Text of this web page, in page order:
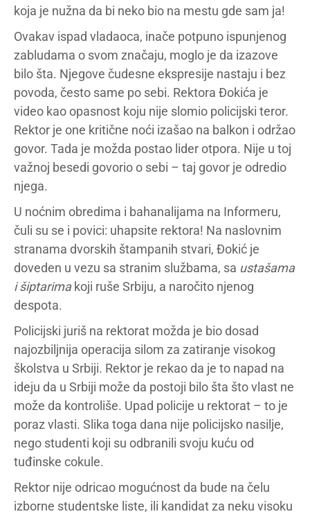
koja je nužna da bi neko bio na mestu gde sam ja!
Ovakav ispad vladaoca, inače potpuno ispunjenog
zabludama o svom značaju, moglo je da izazove
bilo šta. Njegove čudesne ekspresije nastaju i bez
povoda, često same po sebi. Rektora Đokića je
video kao opasnost koju nije slomio policijski teror.
Rektor je one kritične noći izašao na balkon i održao
govor. Tada je možda postao lider otpora. Nije u toj
važnoj besedi govorio o sebi – taj govor je odredio
njega.
U noćnim obredima i bahanalijama na Informeru,
čuli su se i povici: uhapsite rektora! Na naslovnim
stranama dvorskih štampanih stvari, Đokić je
doveden u vezu sa stranim službama, sa ustašama
i šiptarimakoji ruše Srbiju, a naročito njenog
despota.
Policijski juriš na rektorat možda je bio dosad
najozbiljnija operacija silom za zatiranje visokog
školstva u Srbiji. Rektor je rekao da je to napad na
ideju da u Srbiji može da postoji bilo šta što vlast ne
može da kontroliše. Upad policije u rektorat – to je
poraz vlasti. Slika toga dana nije policijsko nasilje,
nego studenti koji su odbranili svoju kuću od
tuđinske cokule.
Rektor nije odricao mogućnost da bude na čelu
izborne studentske liste, ili kandidat za neku visoku